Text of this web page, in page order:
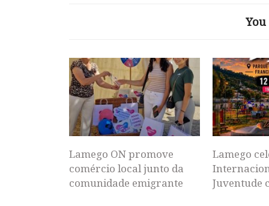
Lamego ON promove
comércio local junto da
comunidade emigrante
Lamego
Juventude